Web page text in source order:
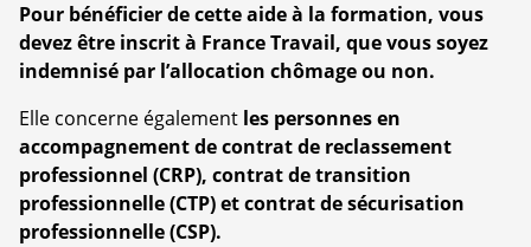
Pour bénéficier de cette aide à la formation, vous
devez être inscrit à France Travail, que vous soyez
indemnisé par l’allocation chômage ou non.
Elle concerne également les personnes en
accompagnement de contrat de reclassement
professionnel (CRP), contrat de transition
professionnelle (CTP) et contrat de sécurisation
professionnelle (CSP).